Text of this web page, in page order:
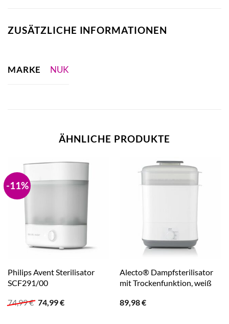
ZUSÄTZLICHE INFORMATIONEN
MARKE NUK
ÄHNLICHE PRODUKTE
-11%
Philips Avent Sterilisator
SCF291/00
74,99€ Ursprünglicher
Preis
74,99€Aktueller
Alecto® Dampfsterilisator
mit Trockenfunktion, weiß
89,98€